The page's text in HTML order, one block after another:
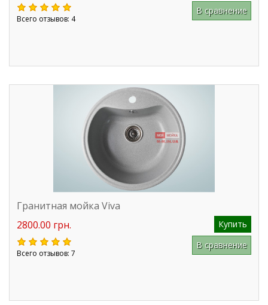
Всего отзывов: 4
В сравнение
Гранитная мойка Viva
2800.00 грн.
Купить
Всего отзывов: 7
В сравнение